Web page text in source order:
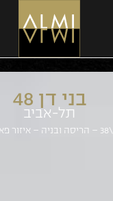
בני דן 48
תל-אביב